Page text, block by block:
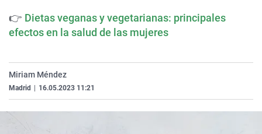
👉 Dietas veganas y vegetarianas: principales
efectos en la salud de las mujeres
Miriam Méndez
Madrid 16.05.2023 11:21